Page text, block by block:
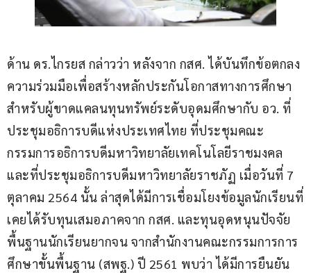
ด้าน ดร.ไกรยส กล่าวว่า หลังจาก กสศ. ได้บันทึกข้อตกลง
ความร่วมมือเพื่อสร้างหลักประกันโอกาสทางการศึกษา
สำหรับผู้ขาดแคลนทุนทรัพย์ระดับอุดมศึกษากับ อว. ที่
ประชุมอธิการบดีแห่งประเทศไทย ที่ประชุมคณะ
กรรมการอธิการบดีมหาวิทยาลัยเทคโนโลยีราชมงคล
และที่ประชุมอธิการบดีมหาวิทยาลัยราชภัฏ เมื่อวันที่ 7
ตุลาคม 2564 นั้น ล่าสุดได้มีการเชื่อมโยงข้อมูลนักเรียนที่
เคยได้รับทุนเสมอภาคจาก กสศ. และทุนอุดหนุนปัจจัย
พื้นฐานนักเรียนยากจน จากสำนักงานคณะกรรมการการ
ศึกษาขั้นพื้นฐาน (สพฐ.) ปี 2561 พบว่า ได้มีการยืนยัน